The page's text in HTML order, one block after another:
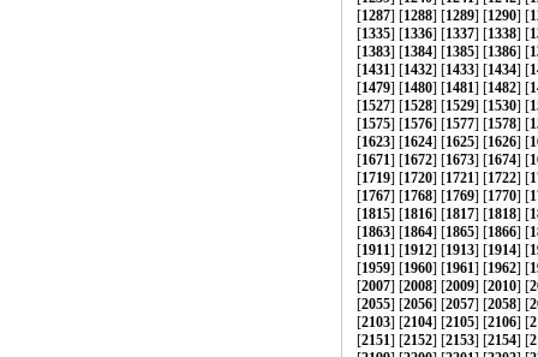
[1287] [1288] [1289] [1290] [
[1335] [1336] [1337] [1338] [
[1383] [1384] [1385] [1386] [
[1431] [1432] [1433] [1434] [
[1479] [1480] [1481] [1482] [
[1527] [1528] [1529] [1530] [
[1575] [1576] [1577] [1578] [
[1623] [1624] [1625] [1626] [
[1671] [1672] [1673] [1674] [
[1719] [1720] [1721] [1722] [
[1767] [1768] [1769] [1770] [
[1815] [1816] [1817] [1818] [
[1863] [1864] [1865] [1866] [
[1911] [1912] [1913] [1914] [
[1959] [1960] [1961] [1962] [
[2007] [2008] [2009] [2010] [
[2055] [2056] [2057] [2058] [
[2103] [2104] [2105] [2106] [
[2151] [2152] [2153] [2154] [